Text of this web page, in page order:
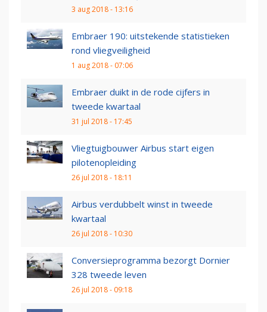
3 aug 2018 - 13:16
Embraer 190: uitstekende statistieken
rond vliegveiligheid
1 aug 2018 - 07:06
Embraer duikt in de rode cijfers in
tweede kwartaal
31 jul 2018 - 17:45
Vliegtuigbouwer Airbus start eigen
pilotenopleiding
26 jul 2018 - 18:11
Airbus verdubbelt winst in tweede
kwartaal
26 jul 2018 - 10:30
Conversieprogramma bezorgt Dornier
328 tweede leven
26 jul 2018 - 09:18